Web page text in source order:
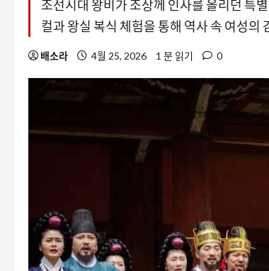
조선시대 왕비가 조상께 인사를 올리던 특
컬과 왕실 복식 체험을 통해 역사 속 여성의
배소라 4월 25, 2026 1 분 읽기 0